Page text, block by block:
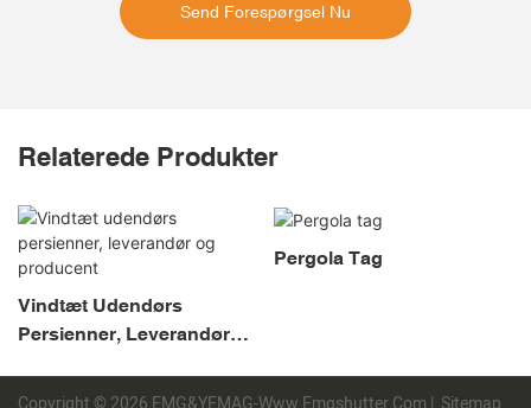
Send Forespørgsel Nu
Relaterede Produkter
Vindtæt Udendørs
Persienner, Leverandør
Pergola Tag